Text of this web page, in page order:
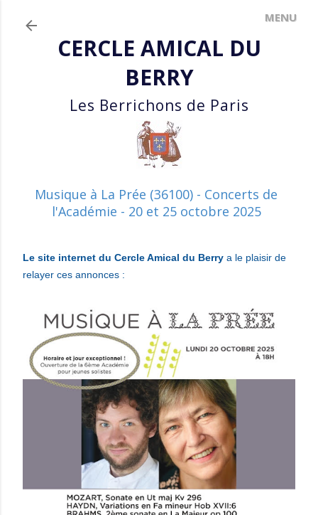
CERCLE AMICAL DU
BERRY
Les Berrichons de Paris
Musique à La Prée (36100) - Concerts de
l'Académie - 20 et 25 octobre 2025
Le site internet du Cercle Amical du Berry a le plaisir de
relayer ces annonces :